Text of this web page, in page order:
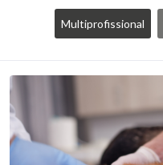
Multiprofissional